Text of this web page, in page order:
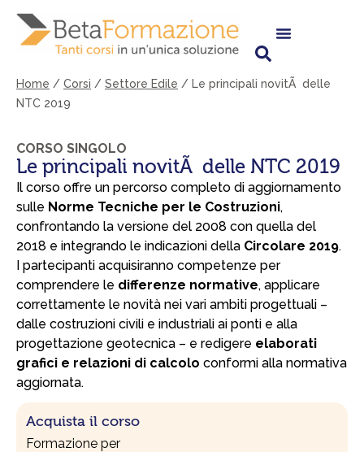
contenuto
Home / Corsi / Settore Edile / Le principali novitÃ delle
NTC 2019
CORSO SINGOLO
Le principali novitÃ delle NTC 2019
Il corso offre un percorso completo di aggiornamento
sulle Norme Tecniche per le Costruzioni,
confrontando la versione del 2008 con quella del
2018 e integrando le indicazioni della Circolare 2019.
I partecipanti acquisiranno competenze per
comprendere le differenze normative, applicare
correttamente le novità nei vari ambiti progettuali –
dalle costruzioni civili e industriali ai ponti e alla
progettazione geotecnica – e redigere elaborati
grafici e relazioni di calcolo conformi alla normativa
aggiornata.
Acquista il corso
Formazione per
Le